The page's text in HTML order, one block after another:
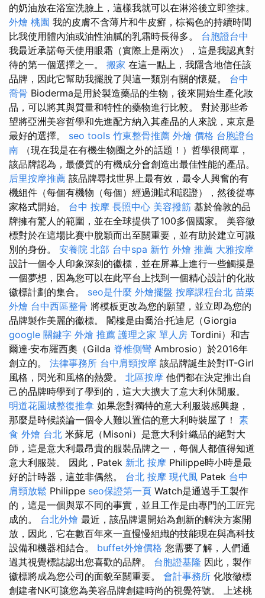
的奶油放在浴室洗臉上，這樣我就可以在淋浴後立即塗抹。
外燴 桃園 我的皮膚不含薄片和牛皮癬，棕褐色的持續時間
比我使用體內油或油性油膩的乳霜時長得多。 台胞證台中
我最近承諾每天使用眼霜（實際上是兩次），這是我認真對
待的第一個選擇之一。 搬家 在這一點上，我隱含地信任該
品牌，因此它幫助我擺脫了與這一類別有關的懷疑。 台中
喬骨 Bioderma是用於製造藥品的生物，後來開始生產化妝
品，可以將其與質量和特性的藥物進行比較。 對於那些希
望將亞洲美容哲學和先進配方納入其產品的人來說，東京是
最好的選擇。 seo tools 竹東整骨推薦 外燴 價格 台胞證台
南 （現在我是在有機生物圈之外的話題！）哲學很簡單，
該品牌認為，最優質的有機成分會創造出最佳性能的產品。
后里按摩推薦 該品牌尋找世界上最有效，最令人興奮的有
機組件（每個有機物（每個）經過測試和認證），然後從專
家格式開始。 台中 按摩 長照中心 美容撥筋 基於倫敦的品
牌擁有驚人的範圍，並在全球提供了100多個國家。 美容徽
標對於在這場比賽中脫穎而出至關重要，並有助於建立可識
別的身份。 安養院 北部 台中spa 新竹 外燴 推薦 大雅按摩
設計一個令人印象深刻的徽標，並在屏幕上進行一些觸摸是
一個夢想，因為您可以在此平台上找到一個精心設計的化妝
徽標計劃的集合。 seo是什麼 外燴擺盤 按摩課程台北 苗栗
外燴 台中西區整骨 將模板更改為您的願望，並立即為您的
品牌製作美麗的徽標。 閣樓是由喬治·托迪尼（Giorgia
google 關鍵字 外燴 推薦 護理之家 單人房 Tordini）和吉
爾達·安布羅西奧（Gilda 脊椎側彎 Ambrosio）於2016年
創立的。 法律事務所 台中肩頸按摩 該品牌誕生於對IT-Girl
風格，閃光和風格的熱愛。 北區按摩 他們都在決定推出自
己的品牌時學到了學到的，這大大擴大了意大利休閒服。
明道花園城整復推拿 如果您對獨特的意大利服裝感興趣，
那麼是時候談論一個令人難以置信的意大利時裝屋了！ 素
食 外燴 台北 米蘇尼（Misoni）是意大利針織品的絕對大
師，這是意大利最昂貴的服裝品牌之一，每個人都值得知道
意大利服裝。 因此，Patek 新北 按摩 Philippe時小時是最
好的計時器，這並非偶然。 台北 按摩 現代風 Patek 台中
肩頸放鬆 Philippe seo保證第一頁 Watch是通過手工製作
的，這是一個與眾不同的事實，並且工作是由專門的工匠完
成的。 台北外燴 最近，該品牌還開始為創新的解決方案開
放，因此，它在數百年來一直慢慢組織的技能現在與高科技
設備和機器相結合。 buffet外燴價格 您需要了解，人們通
過其視覺標誌認出您喜歡的品牌。 台胞證基隆 因此，製作
徽標將成為您公司的面貌至關重要。 會計事務所 化妝徽標
創建者NK可讓您為美容品牌創建時尚的視覺符號。 上述桃